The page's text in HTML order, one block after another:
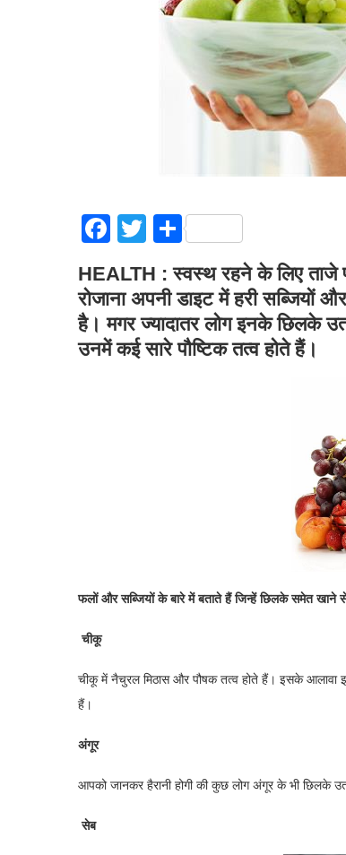
Facebook
Twitter
Share
HEALTH : स्वस्थ रहने के लिए ताजे
रोजाना अपनी डाइट में हरी सब्जियों
है। मगर ज्यादातर लोग इनके छिलके
उनमें कई सारे पौष्टिक तत्व होते हैं।
फलों और सब्जियों के बारे में बताते हैं जिन्हें छिलके समेत खाने
चीकू
चीकू में नैचुरल मिठास और पौषक तत्व होते हैं। इसके आलावा
हैं।
अंगूर
आपको जानकर हैरानी होगी की कुछ लोग अंगूर के भी छिलके
सेब